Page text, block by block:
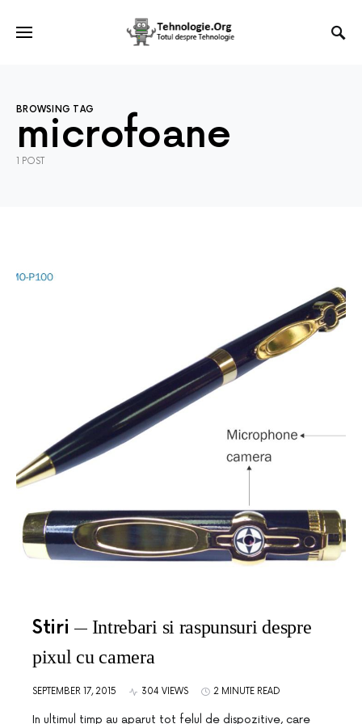
BROWSING TAG
microfoane
1 POST
Stiri
Intrebari si raspunsuri despre
pixul cu camera
SEPTEMBER 17, 2015 304 VIEWS 2 MINUTE READ
In ultimul timp au aparut tot felul de dispozitive, care